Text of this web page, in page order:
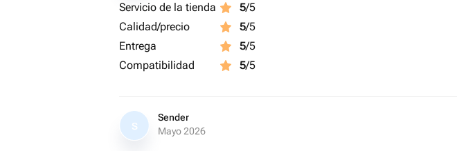
Servicio de la tienda 5/5
Calidad/precio
5/5
Entrega
5/5
Compatibilidad
5/5
S
Sender
Mayo 2026